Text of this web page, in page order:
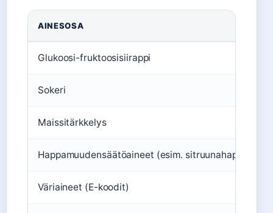
AINESOSA
Glukoosi-fruktoosisiirappi
Sokeri
Maissitärkkelys
Happamuudensäätöaineet (esim. sitruunahappo)
Väriaineet (E-koodit)